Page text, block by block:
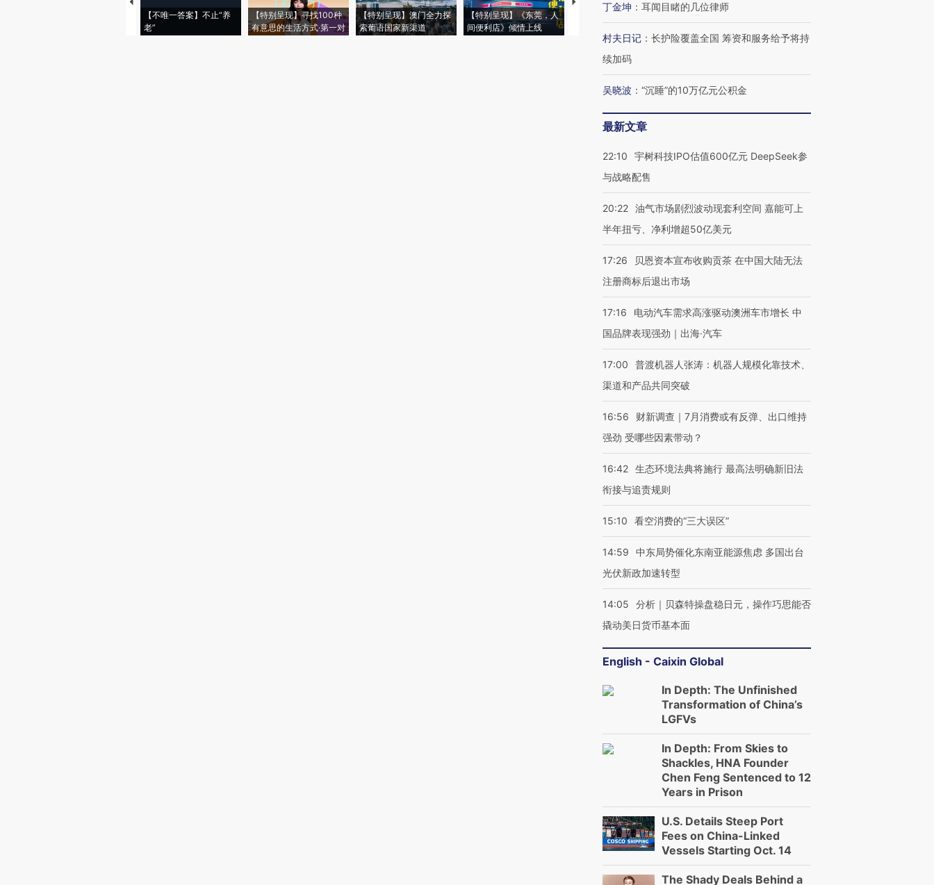
【不唯一答案】不止“养
老”
【特别呈现】寻找100种
有意思的生活方式·第一对
【特别呈现】澳门全力探
索葡语国家新渠道
【特别呈现】《东莞，人
间便利店》倾情上线
【推广】走进第四届链博
会，让数智科技“链”接产
【特别呈现】寻找100种
丁金坤 ： 耳闻目睹的几位律师
村夫日记 ： 长护险覆盖全国 筹资和服务给予将持
续加码
吴晓波 ： “沉睡”的10万亿元公积金
最新文章
22:10
宇树科技IPO估值600亿元 DeepSeek参
与战略配售
20:22 油气市场剧烈波动现套利空间 嘉能可上
半年扭亏、净利增超50亿美元
17:26
贝恩资本宣布收购贡茶 在中国大陆无法
注册商标后退出市场
17:16
电动汽车需求高涨驱动澳洲车市增长 中
国品牌表现强劲｜出海·汽车
17:00
普渡机器人张涛：机器人规模化靠技术、
渠道和产品共同突破
16:56
财新调查｜7月消费或有反弹、出口维持
强劲 受哪些因素带动？
16:42 生态环境法典将施行 最高法明确新旧法
衔接与追责规则
15:10 看空消费的“三大误区”
14:59
中东局势催化东南亚能源焦虑 多国出台
光伏新政加速转型
14:05
分析｜贝森特操盘稳日元，操作巧思能否
撬动美日货币基本面
English - Caixin Global
In Depth: The Unfinished
Transformation of China’s
LGFVs
In Depth: From Skies to
Shackles, HNA Founder
Chen Feng Sentenced to 12
Years in Prison
U.S. Details Steep Port
Fees on China-Linked
Vessels Starting Oct. 14
The Shady Deals Behind a